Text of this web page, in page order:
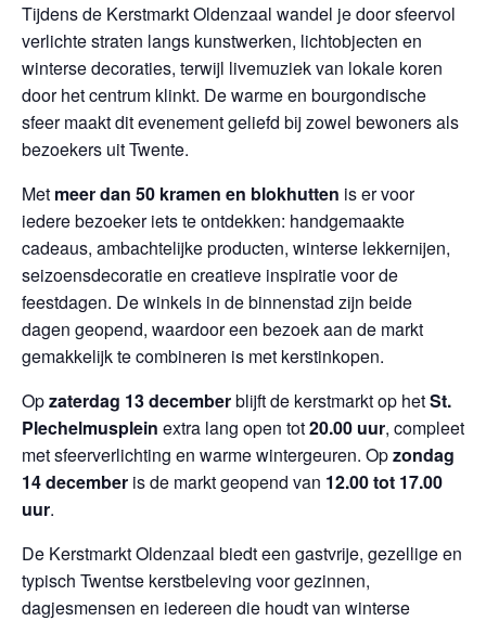
Tijdens de Kerstmarkt Oldenzaal wandel je door sfeervol
verlichte straten langs kunstwerken, lichtobjecten en
winterse decoraties, terwijl livemuziek van lokale koren
door het centrum klinkt. De warme en bourgondische
sfeer maakt dit evenement geliefd bij zowel bewoners als
bezoekers uit Twente.
Met meer dan 50 kramen en blokhutten is er voor
iedere bezoeker iets te ontdekken: handgemaakte
cadeaus, ambachtelijke producten, winterse lekkernijen,
seizoensdecoratie en creatieve inspiratie voor de
feestdagen. De winkels in de binnenstad zijn beide
dagen geopend, waardoor een bezoek aan de markt
gemakkelijk te combineren is met kerstinkopen.
Opzaterdag 13 decemberblijft de kerstmarkt op hetSt.
Plechelmusplein extra lang open tot20.00 uur, compleet
met sfeerverlichting en warme wintergeuren. Opzondag
14 december is de markt geopend van 12.00 tot 17.00
uur.
De Kerstmarkt Oldenzaal biedt een gastvrije, gezellige en
typisch Twentse kerstbeleving voor gezinnen,
dagjesmensen en iedereen die houdt van winterse